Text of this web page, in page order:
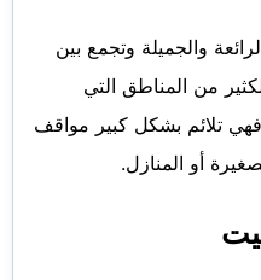
والجميلة وتجمع بين
من المناطق التي
تلائم بشكل كبير مواقف
أو المنازل.